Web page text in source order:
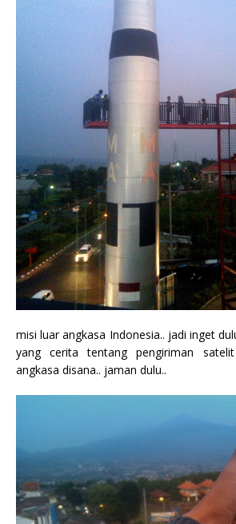
misi luar angkasa Indonesia.. jadi inget
yang cerita tentang pengiriman
angkasa disana.. jaman dulu..